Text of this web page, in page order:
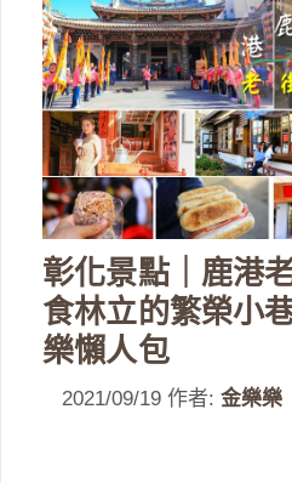
彰化景點｜鹿港
食林立的繁榮小
樂懶人包
2021/09/19 作者: 金樂樂